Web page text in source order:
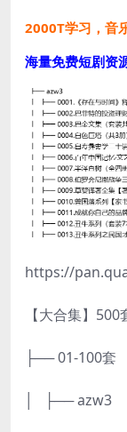
2000T学习，音
海量免费短剧资
https://
【大合集】
├── 01-100套
│ ├── azw3